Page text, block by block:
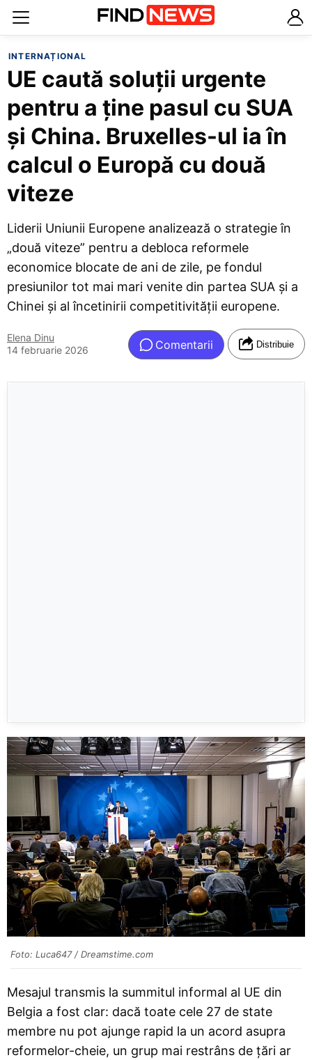
INTERNAȚIONAL
UE caută soluții urgente
pentru a ține pasul cu SUA
și China. Bruxelles-ul ia în
calcul o Europă cu două
viteze
Liderii Uniunii Europene analizează o strategie în
„două viteze” pentru a debloca reformele
economice blocate de ani de zile, pe fondul
presiunilor tot mai mari venite din partea SUA și a
Chinei și al încetinirii competitivității europene.
Elena Dinu
14 februarie 2026
Comentarii Distribuie
Foto: Luca647 / Dreamstime.com
Mesajul transmis la summitul informal al UE din
Belgia a fost clar: dacă toate cele 27 de state
membre nu pot ajunge rapid la un acord asupra
reformelor-cheie, un grup mai restrâns de țări ar